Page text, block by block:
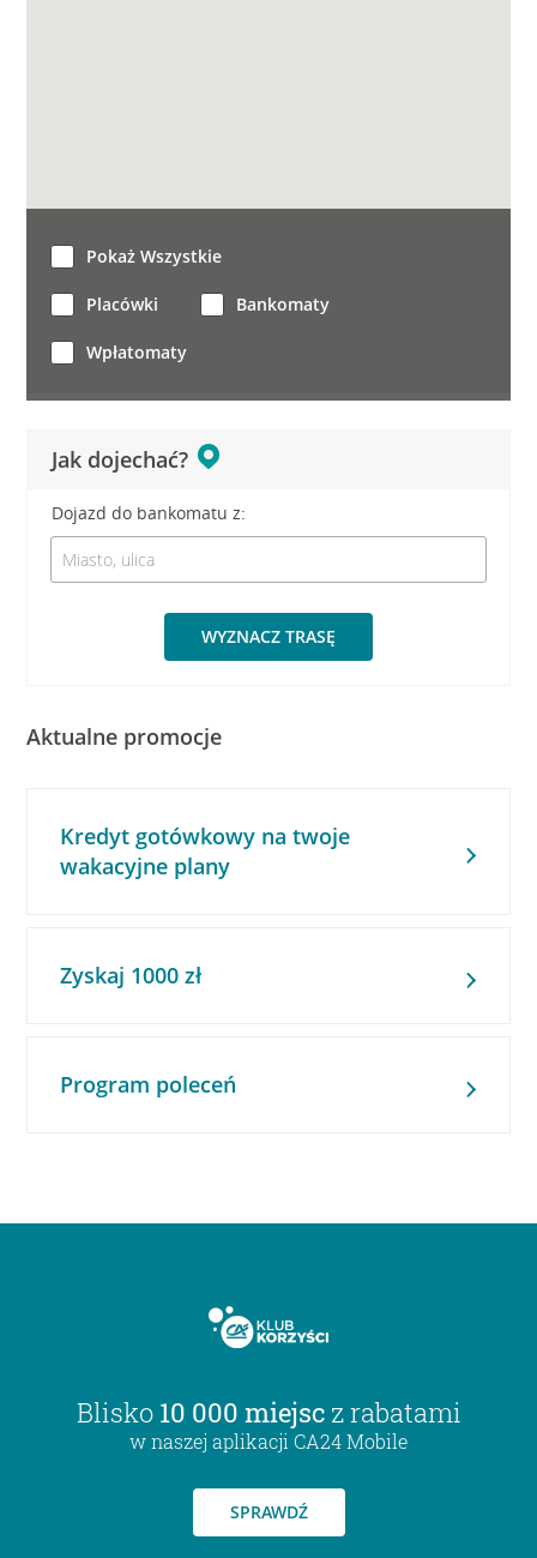
Jak dojechać?
Dojazd do bankomatu z:
WYZNACZ TRASĘ
Pokaż Wszystkie
Placówki Bankomaty
Wpłatomaty
Aktualne promocje
Kredyt gotówkowy na twoje
wakacyjne plany
Zyskaj 1000 zł
Program poleceń
Blisko 10 000 miejsc z rabatami
w naszej aplikacji CA24 Mobile
SPRAWDŹ